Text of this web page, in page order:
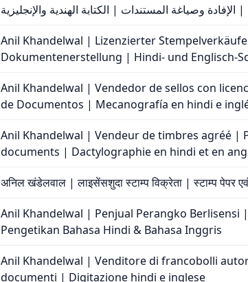
وصياغة المستندات | الكتابة الهندية والإنجليزية
Anil Khandelwal | Lizenzierter
Dokumentenerstellung | Hindi- und Englisch-
Anil Khandelwal | Vendedor de sellos con
de Documentos | Mecanografía en hindi e
Anil Khandelwal | Vendeur de timbres agréé
documents | Dactylographie en hindi et en
अनिल खंडेलवाल | लाइसेंसशुदा स्टाम्प विक्रेता | स्टाम्प पेपर
Anil Khandelwal | Penjual Perangko
Pengetikan Bahasa Hindi & Bahasa Inggris
Anil Khandelwal | Venditore di francobolli
documenti | Digitazione hindi e inglese